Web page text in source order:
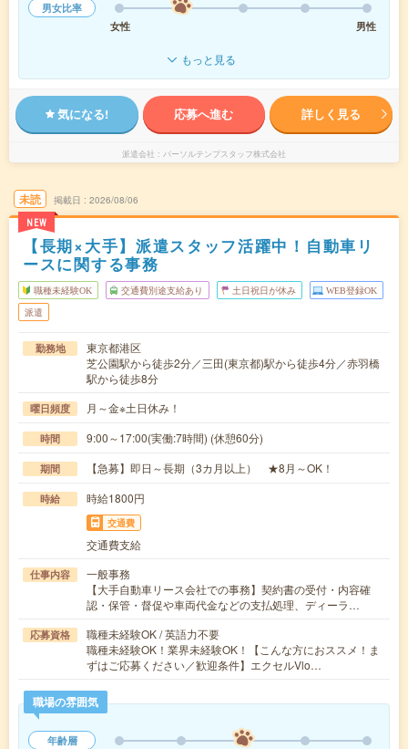
男女比率
女性
男性
もっと見る
気になる! 応募へ進む 詳しく見る
派遣会社 パーソルテンプスタッフ株式会社
未読
NEW
掲載日 2026/08/06
【長期×大手】派遣スタッフ活躍中！自動車リ
ースに関する事務
職種未経験OK 交通費別途支給あり 土日祝日が休み WEB登録OK
派遣
勤務地
東京都港区
芝公園駅から徒歩2分／三田(東京都)駅から徒歩4分／赤羽橋
駅から徒歩8分
曜日頻度 月～金※土日休み！
時間 9:00～17:00(実働:7時間) (休憩60分)
期間 【急募】即日～長期（3カ月以上） ★8月～OK！
時給 時給1800円
交通費
交通費支給
仕事内容
一般事務
【大手自動車リース会社での事務】契約書の受付・内容確
認・保管・督促や車両代金などの支払処理、ディーラ…
応募資格
職種未経験OK / 英語力不要
職種未経験OK！業界未経験OK！【こんな方におススメ！ま
ずはご応募ください／歓迎条件】エクセルVlo…
職場の雰囲気
年齢層